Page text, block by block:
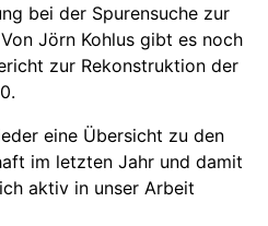
bei der Spurensuche zur
Jörn Kohlus gibt es noch
zur Rekonstruktion der
eine Übersicht zu den
im letzten Jahr und damit
aktiv in unser Arbeit